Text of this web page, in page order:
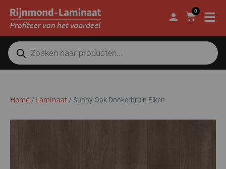
0
Home / Laminaat / Sunny Oak Donkerbruin Eiken